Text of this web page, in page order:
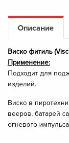
Описание
Виско фитиль
Применение:
Подходит для
изделий.
Виско в
вееров, батарей
огневого